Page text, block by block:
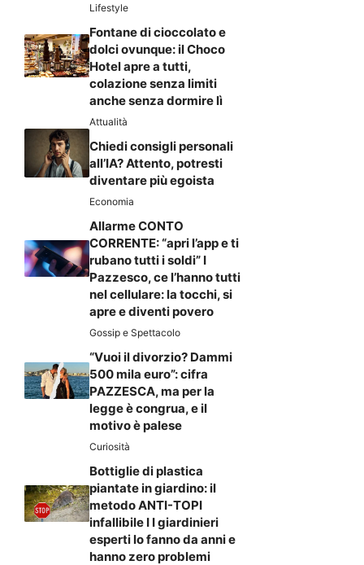
Lifestyle
Fontane di cioccolato e
dolci ovunque: il Choco
Hotel apre a tutti,
colazione senza limiti
anche senza dormire lì
Attualità
Chiedi consigli personali
all’IA? Attento, potresti
diventare più egoista
Economia
Allarme CONTO
CORRENTE: “apri l’app e ti
rubano tutti i soldi” I
Pazzesco, ce l’hanno tutti
nel cellulare: la tocchi, si
apre e diventi povero
Gossip e Spettacolo
“Vuoi il divorzio? Dammi
500 mila euro”: cifra
PAZZESCA, ma per la
legge è congrua, e il
motivo è palese
Curiosità
Bottiglie di plastica
piantate in giardino: il
metodo ANTI-TOPI
infallibile I I giardinieri
esperti lo fanno da anni e
hanno zero problemi